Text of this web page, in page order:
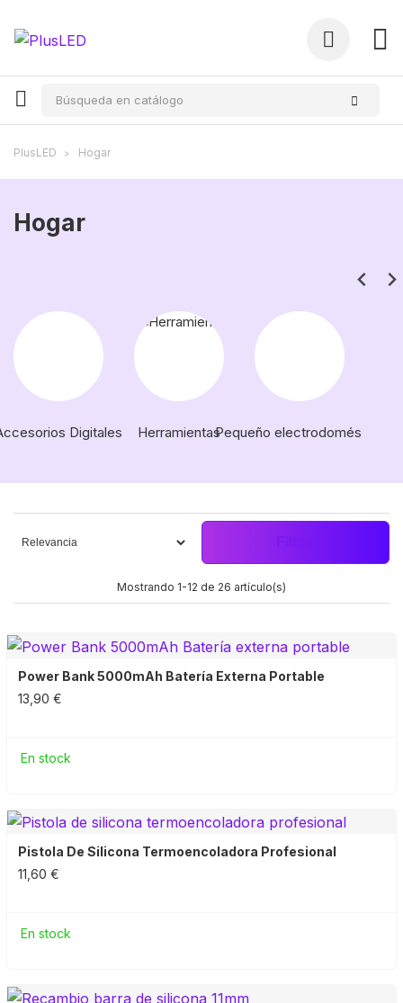
PlusLED Hogar
Hogar
Digitales HerramientasPequeño electrodoméstico
Mostrando 1-12 de 26 artículo(s)
Power Bank 5000mAh Batería Externa Portable
13,90 €
En stock
Pistola De Silicona Termoencoladora Profesional
11,60 €
En stock